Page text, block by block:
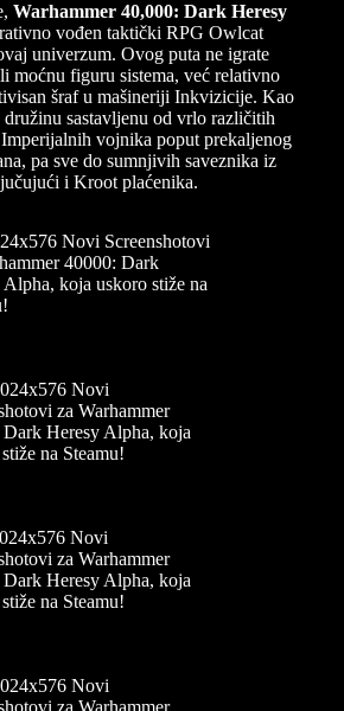
Warhammer 40,000: Dark Heresy
vođen taktički RPG Owlcat
univerzum. Ovog puta ne igrate
moćnu figuru sistema, već relativno
šraf u mašineriji Inkvizicije. Kao
sastavljenu od vrlo različitih
vojnika poput prekaljenog
pa sve do sumnjivih saveznika iz
i Kroot plaćenika.